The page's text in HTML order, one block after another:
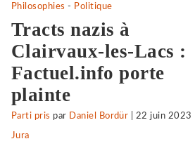
Philosophies - Politique
Tracts nazis à
Clairvaux-les-Lacs :
Factuel.info porte
plainte
Parti pris par Daniel Bordür 22 juin 2023
Jura